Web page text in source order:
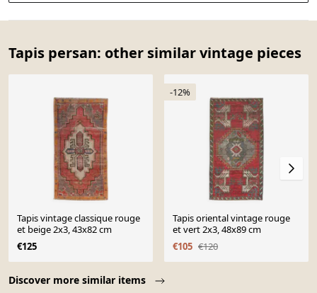
Tapis persan: other similar vintage pieces
Discover more similar items
Tapis vintage classique rouge
et beige 2x3, 43x82 cm
€125
-12%
Tapis oriental vintage rouge
et vert 2x3, 48x89 cm
€105 €120